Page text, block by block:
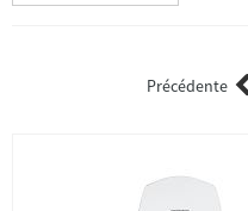
Précédente